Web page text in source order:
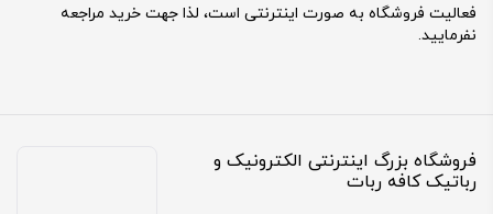
فعالیت فروشگاه به صورت اینترنتی است، لذا جهت خرید مراجعه
نفرمایید.
فروشگاه بزرگ اینترنتی الکترونیک و
رباتیک کافه ربات